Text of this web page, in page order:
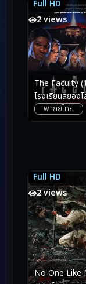
Full HD
6.6
2 views
6.6
The Faculty
โรงเรียนสยอง
พากย์ไทย
Full HD
6.4
2 views
6.4
No One Like